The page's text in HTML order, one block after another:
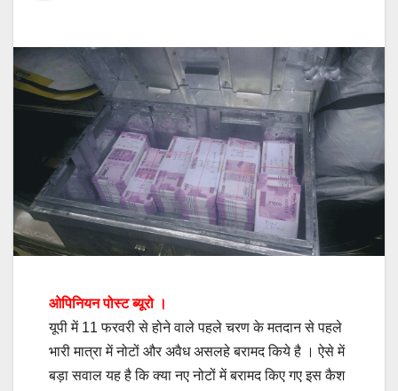
ओपिनियन पोस्ट ब्यूरो ।
यूपी में 11 फरवरी से होने वाले पहले चरण के मतदान से पहले
भारी मात्रा में नोटों और अवैध असलहे बरामद किये है । ऐसे में
बड़ा सवाल यह है कि क्या नए नोटों में बरामद किए गए इस कैश